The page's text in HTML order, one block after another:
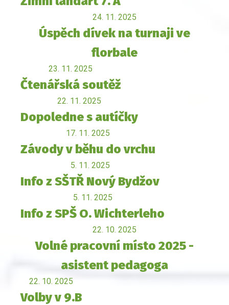
24. 11. 2025
Úspěch dívek na turnaji ve
florbale
23. 11. 2025
Čtenářská soutěž
22. 11. 2025
Dopoledne s autíčky
17. 11. 2025
Závody v běhu do vrchu
5. 11. 2025
Info z SŠTŘ Nový Bydžov
5. 11. 2025
Info z SPŠ O. Wichterleho
22. 10. 2025
Volné pracovní místo 2025 -
asistent pedagoga
22. 10. 2025
Volby v 9.B